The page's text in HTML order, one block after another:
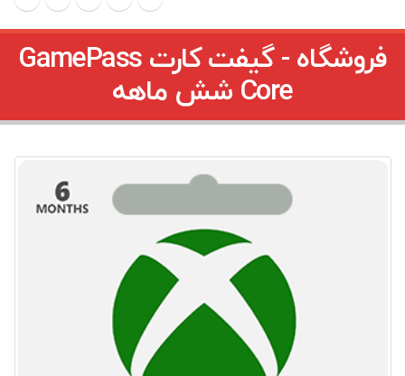
فروشگاه - گیفت کارت GamePass
Core شش ماهه